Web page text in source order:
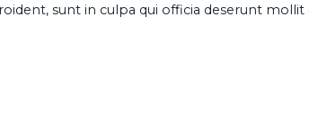
sunt in culpa qui officia deserunt